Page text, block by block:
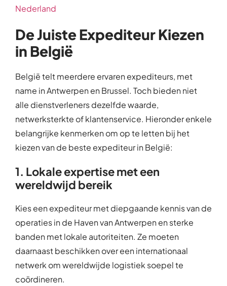
Nederland
De Juiste Expediteur Kiezen
in België
België telt meerdere ervaren expediteurs, met
name in Antwerpen en Brussel. Toch bieden niet
alle dienstverleners dezelfde waarde,
netwerksterkte of klantenservice. Hieronder enkele
belangrijke kenmerken om op te letten bij het
kiezen van de beste expediteur in België:
1. Lokale expertise met een
wereldwijd bereik
Kies een expediteur met diepgaande kennis van de
operaties in de Haven van Antwerpen en sterke
banden met lokale autoriteiten. Ze moeten
daarnaast beschikken over een internationaal
netwerk om wereldwijde logistiek soepel te
coördineren.